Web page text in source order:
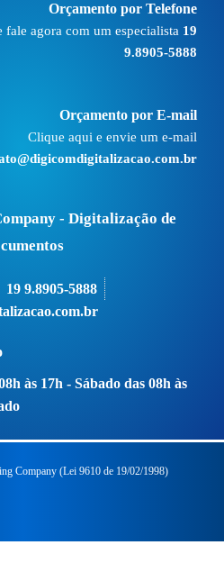
Orçamento por Telefone
fale agora com um especialista 19
9.8905-5888
Orçamento por E-mail
Clique aqui e envie um e-mail
- Digitalização de
19 9.8905-5888
às 17h - Sábado das 08h às
Company (Lei 9610 de 19/02/1998)